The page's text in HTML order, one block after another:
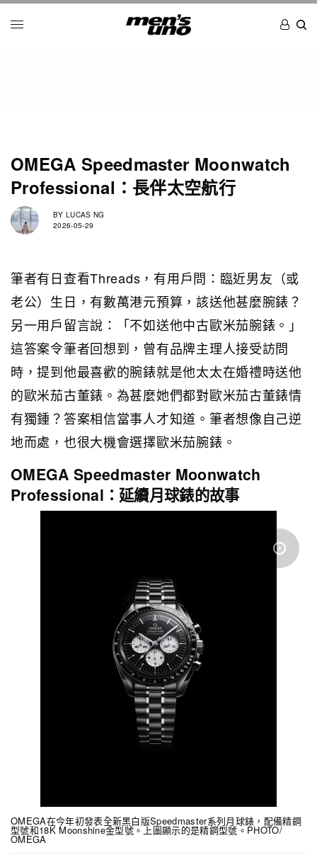
OMEGA Speedmaster Moonwatch
Professional：長伴太空航行
BY LUCAS NG
2026-05-29
筆者有日查看Threads，有用戶問：臨近男友（或
老公）生日，有數萬港元預算，該送他甚麼腕錶？
另一用戶留言說：「不如送他中古歐米茄腕錶。」
這答案令筆者回想到，曾有品牌主理人接受訪問
時，提到他最喜歡的腕錶就是他太太在婚禮時送他
的歐米茄古董錶。為甚麼她們都對歐米茄古董錶情
有獨鍾？答案相信當事人才知道。筆者想像自己逆
地而處，也很大機會選擇歐米茄腕錶。
OMEGA Speedmaster Moonwatch
Professional：延續月球錶的故事
OMEGA在今年初發表全新黑白版Speedmaster系列月球錶，配備精鋼
型號和18K Moonshine金型號。上圖顯示的是精鋼型號。PHOTO/
OMEGA